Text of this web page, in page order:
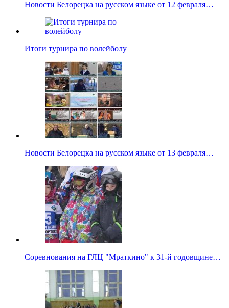
Новости Белорецка на русском языке от 12 февраля…
Итоги турнира по волейболу
Новости Белорецка на русском языке от 13 февраля…
Соревнования на ГЛЦ "Мраткино" к 31-й годовщине…